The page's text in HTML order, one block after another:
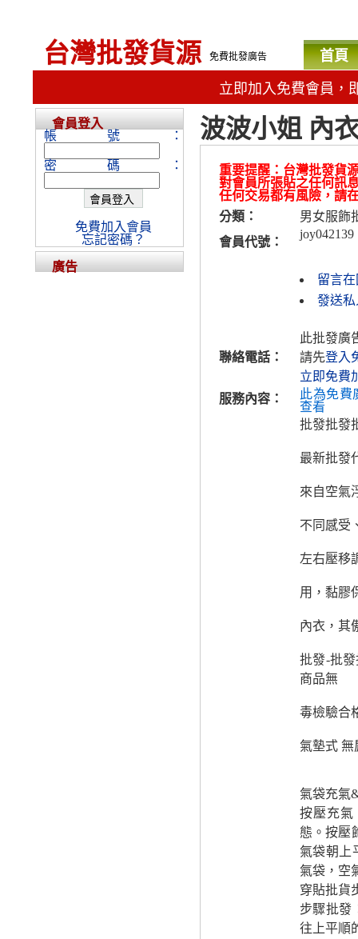
台灣批發貨源 免費批發廣告 首頁
立即加入免費會員，
波波小姐 內
重要提醒：台灣批發貨
對會員所張貼之任何訊
任何交易都有風險，請
分類：
男女服飾
會員代號：
joy042139
留言
發送私
聯絡電話：
此批發廣
請先登入
立即免費
服務內容：
此為免費
查看
批發批發
最新批發
來自空氣
不同感受
左右壓移
用，黏膠
內衣，其
批發-批
商品無
毒檢驗合
氣墊式 無
氣袋充氣
按壓充氣
態。按壓
氣袋朝上
氣袋，空
穿貼批貨
步驟批發
往上平順
會員登入
帳號：
密碼：
免費加入會員
忘記密碼？
廣告